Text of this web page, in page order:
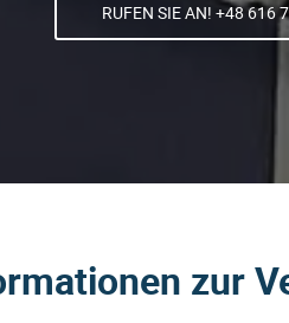
RUFEN SIE AN! +48 616
zur